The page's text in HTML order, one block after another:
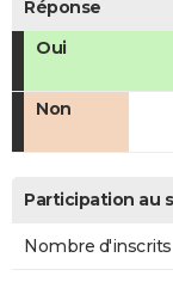
Réponse
Oui
Non
Participation au
Nombre d'inscrits